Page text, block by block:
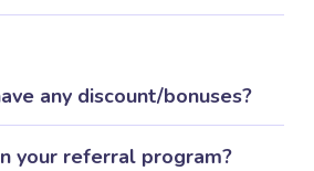
any discount/bonuses?
your referral program?